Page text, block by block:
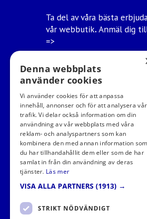
Ta del av våra bästa
vår webbutik.Anmäl dig
=>
Ångra mitt köp
Denna webbplats
använder cookies
Vi använder cookies för att anpassa
innehåll, annonser och för att analysera vår
trafik. Vi delar också information om din
användning av vår webbplats med våra
reklam- och analyspartners som kan
kombinera den med annan information som
du har tillhandahållit dem eller som de har
samlat in från din användning av deras
tjänster. Läs mer
VISA ALLA PARTNERS (1913) →
STRIKT NÖDVÄNDIGT